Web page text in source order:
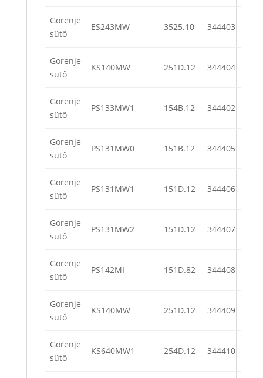
Gorenje
sütő
ES243MW 3525.10 344403
Gorenje
sütő
KS140MW 251D.12 344404
Gorenje
sütő
PS133MW1 154B.12 344402
Gorenje
sütő
PS131MW0 151B.12 344405
Gorenje
sütő
PS131MW1 151D.12 344406
Gorenje
sütő
PS131MW2 151D.12 344407
Gorenje
sütő
PS142MI 151D.82 344408
Gorenje
sütő
KS140MW 251D.12 344409
Gorenje
sütő
KS640MW1 254D.12 344410